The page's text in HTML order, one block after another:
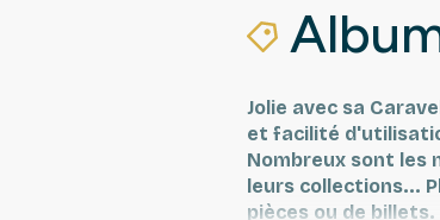
Jolie avec sa
et facilité
Nombreux sont les
leurs collections...
pièces ou de billets.